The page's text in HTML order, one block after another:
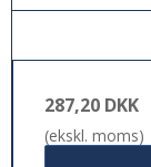
287,20 DKK
(ekskl. moms)